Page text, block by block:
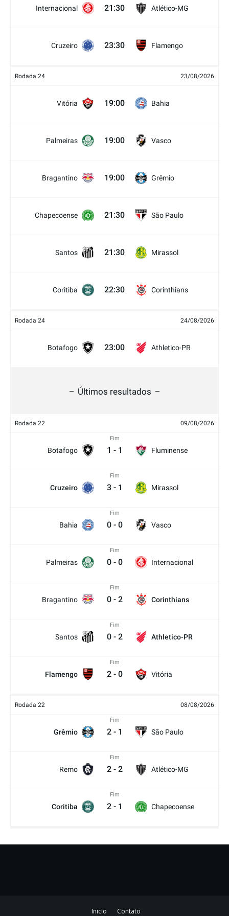
Internacional 21:30 Atlético-MG
Cruzeiro 23:30 Flamengo
Rodada 24 23/08/2026
Vitória 19:00 Bahia
Palmeiras 19:00 Vasco
Bragantino 19:00 Grêmio
Chapecoense 21:30 São Paulo
Santos 21:30 Mirassol
Coritiba 22:30 Corinthians
Rodada 24 24/08/2026
Botafogo 23:00 Athletico-PR
Últimos resultados
Rodada 22 09/08/2026
Botafogo
Fim
1 - 1 Fluminense
Cruzeiro
Fim
3 - 1 Mirassol
Bahia
Fim
0 - 0 Vasco
Palmeiras
Fim
0 - 0 Internacional
Bragantino
Fim
0 - 2 Corinthians
Santos
Fim
0 - 2 Athletico-PR
Flamengo
Fim
2 - 0 Vitória
Rodada 22 08/08/2026
Grêmio
Fim
2 - 1 São Paulo
Remo
Fim
2 - 2 Atlético-MG
Coritiba
Fim
2 - 1 Chapecoense
Inicio Contato